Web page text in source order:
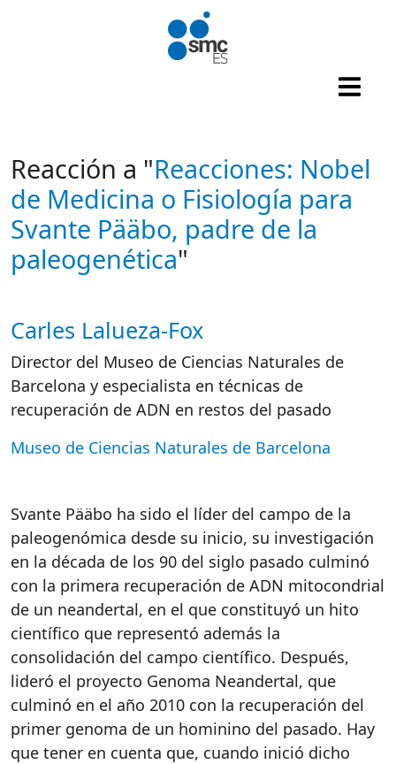
Pasar al contenido principal
Reacción a "Reacciones: Nobel
de Medicina o Fisiología para
Svante Pääbo, padre de la
paleogenética"
Autor/es reacciones
Carles Lalueza-Fox
Director del Museo de Ciencias Naturales de
Barcelona y especialista en técnicas de
recuperación de ADN en restos del pasado
Museo de Ciencias Naturales de Barcelona
Svante Pääbo ha sido el líder del campo de la
paleogenómica desde su inicio, su investigación
en la década de los 90 del siglo pasado culminó
con la primera recuperación de ADN mitocondrial
de un neandertal, en el que constituyó un hito
científico que representó además la
consolidación del campo científico. Después,
lideró el proyecto Genoma Neandertal, que
culminó en el año 2010 con la recuperación del
primer genoma de un hominino del pasado. Hay
que tener en cuenta que, cuando inició dicho